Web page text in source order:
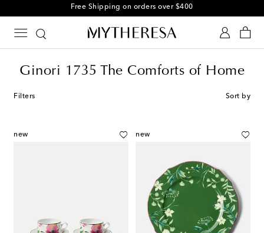
Free Shipping on orders over $400
Ginori 1735 The Comforts of Home
Filters Sort by
new new